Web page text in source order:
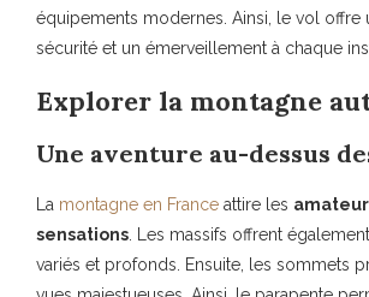
équipements modernes. Ainsi, le vol offre
sécurité et un émerveillement à chaque
Explorer la montagne
Une aventure au-dessus
La montagne en France attire les
sensations . Les massifs offrent
variés et profonds. Ensuite, les sommets